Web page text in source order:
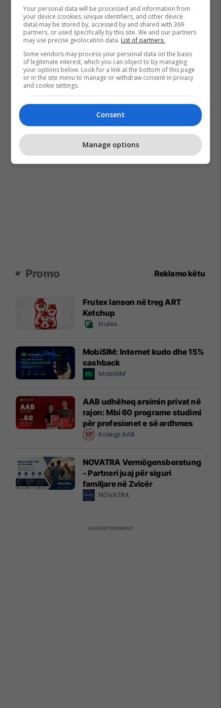
Promo Reklamo këtu
Frutex lanson në treg ART
Ketchup
Frutex
MobiSIM: Internet kudo dhe 15%
cashback
MobiSIM
AAB udhëheq arsimin privat në
rajon: Mbi 60 programe studimi
për profesionet e së ardhmes
Kolegji AAB
NOVATRA Vermögensberatung
- Partneri juaj për siguri
familjare në Zvicër
NOVATRA
Your personal data will be processed and information from
your device (cookies, unique identifiers, and other device
data) may be stored by, accessed by and shared with 369
partners, or used specifically by this site. We and our partners
may use precise geolocation data. List of partners.
Some vendors may process your personal data on the basis
of legitimate interest, which you can object to by managing
your options below. Look for a link at the bottom of this page
or in the site menu to manage or withdraw consent in privacy
and cookie settings.
Consent
Manage options